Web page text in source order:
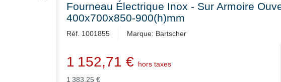
Fourneau Électrique Inox - Sur Armoire
400x700x850-900(h)mm
Réf. 1001855 Marque: Bartscher
1 152,71 €
hors taxes
1 383,25 €